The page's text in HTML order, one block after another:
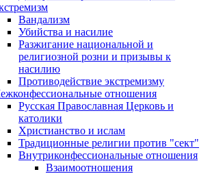
Вандализм
Убийства и насилие
Разжигание национальной и
религиозной розни и призывы к
насилию
Противодействие экстремизму
отношения
Русская Православная Церковь и
католики
Христианство и ислам
Традиционные религии против "сект"
Внутриконфессиональные отношения
Взаимоотношения